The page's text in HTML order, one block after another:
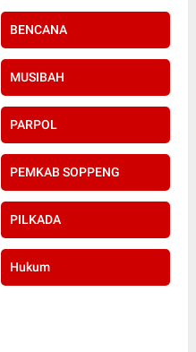
BENCANA
MUSIBAH
PARPOL
PEMKAB SOPPENG
PILKADA
Hukum